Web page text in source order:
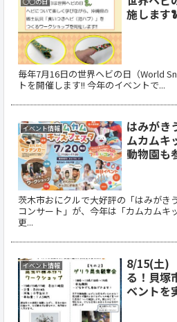
○○の日
施します
毎年7月16日の世界ヘビの日（World
トを開催します!! 今年のイベントで...
イベント情報
はみがき
ムカムキ
動物園も
茨木市おにクルで大好評の「はみがき
コンサート」が、今年は「カムカムキ
更...
イベント情報
8/15(土)
る！貝塚
ベントを